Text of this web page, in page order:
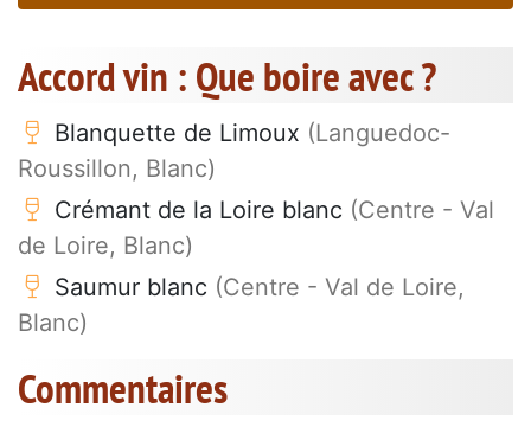
Accord vin : Que boire avec ?
Blanquette de Limoux (Languedoc-
Roussillon, Blanc)
Crémant de la Loire blanc (Centre - Val
de Loire, Blanc)
Saumur blanc (Centre - Val de Loire,
Blanc)
Commentaires